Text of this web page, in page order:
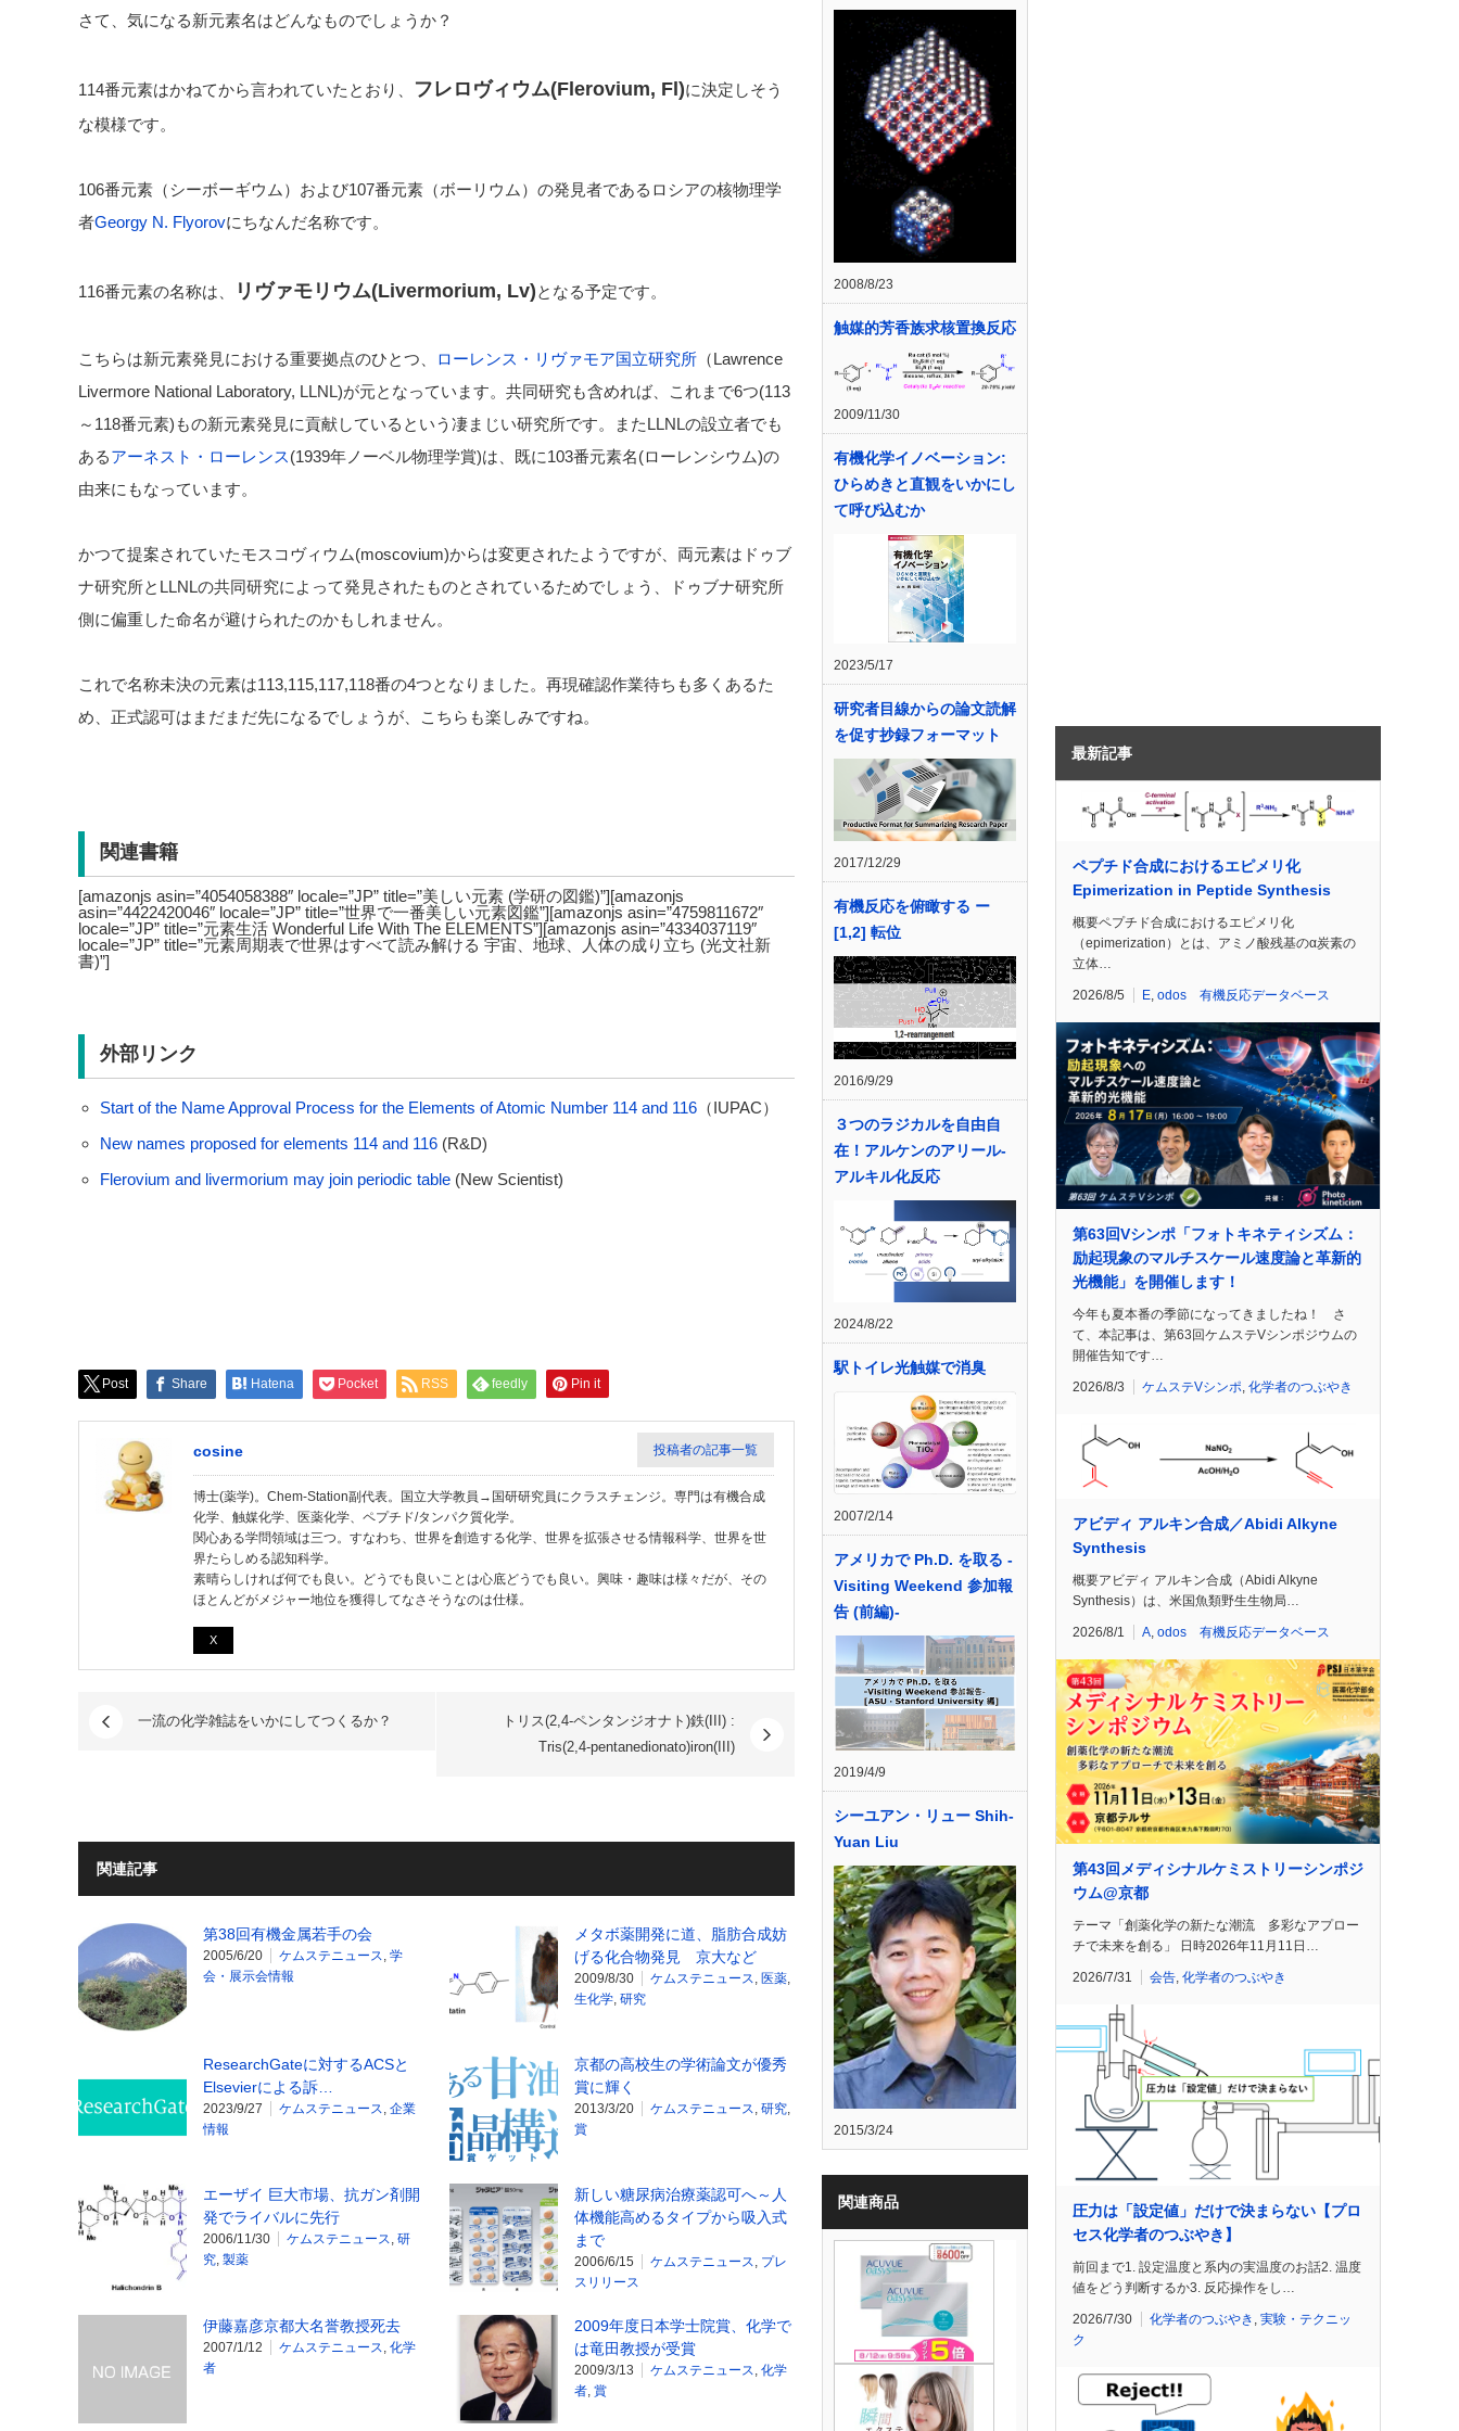
さて、気になる新元素名はどんなものでしょうか？
114番元素はかねてから言われていたとおり、 フレロヴィウム(Flerovium, Fl)に決定しそう
な模様です。
106番元素（シーボーギウム）および107番元素（ボーリウム）の発見者であるロシアの核物理学
者Georgy N. Flyorovにちなんだ名称です。
116番元素の名称は、 リヴァモリウム(Livermorium, Lv)となる予定です。
こちらは新元素発見における重要拠点のひとつ、 ローレンス・リヴァモア国立研究所 （Lawrence
Livermore National Laboratory, LLNL)が元となっています。共同研究も含めれば、これまで6つ(113
～118番元素)もの新元素発見に貢献しているという凄まじい研究所です。またLLNLの設立者でも
あるアーネスト・ローレンス(1939年ノーベル物理学賞)は、既に103番元素名(ローレンシウム)の
由来にもなっています。
かつて提案されていたモスコヴィウム(moscovium)からは変更されたようですが、両元素はドゥブ
ナ研究所とLLNLの共同研究によって発見されたものとされているためでしょう、ドゥブナ研究所
側に偏重した命名が避けられたのかもしれません。
これで名称未決の元素は113,115,117,118番の4つとなりました。再現確認作業待ちも多くあるた
め、正式認可はまだまだ先になるでしょうが、こちらも楽しみですね。
関連書籍
[amazonjs asin=”4054058388″ locale=”JP” title=”美しい元素 (学研の図鑑)”][amazonjs
asin=”4422420046″ locale=”JP” title=”世界で一番美しい元素図鑑”][amazonjs asin=”4759811672″
locale=”JP” title=”元素生活 Wonderful Life With The ELEMENTS”][amazonjs asin=”4334037119″
locale=”JP” title=”元素周期表で世界はすべて読み解ける 宇宙、地球、人体の成り立ち (光文社新
書)”]
外部リンク
Start of the Name Approval Process for the Elements of Atomic Number 114 and 116（IUPAC）
New names proposed for elements 114 and 116(R&D)
Flerovium and livermorium may join periodic table(New Scientist)
Post Share Hatena Pocket RSS feedly Pin it
cosine 投稿者の記事一覧
博士(薬学)。Chem-Station副代表。国立大学教員→国研研究員にクラスチェンジ。専門は有機合成
化学、触媒化学、医薬化学、ペプチド/タンパク質化学。
関心ある学問領域は三つ。すなわち、世界を創造する化学、世界を拡張させる情報科学、世界を世
界たらしめる認知科学。
素晴らしければ何でも良い。どうでも良いことは心底どうでも良い。興味・趣味は様々だが、その
ほとんどがメジャー地位を獲得してなさそうなのは仕様。
X
一流の化学雑誌をいかにしてつくるか？
トリス(2,4-ペンタンジオナト)鉄(III) :
Tris(2,4-pentanedionato)iron(III)
関連記事
第38回有機金属若手の会
2005/6/20 ケムステニュース, 学
会・展示会情報
メタボ薬開発に道、脂肪合成妨
げる化合物発見 京大など
2009/8/30 ケムステニュース, 医薬,
生化学, 研究
ResearchGateに対するACSと
Elsevierによる訴…
2023/9/27 ケムステニュース, 企業
情報
京都の高校生の学術論文が優秀
賞に輝く
2013/3/20 ケムステニュース, 研究,
賞
エーザイ 巨大市場、抗ガン剤開
発でライバルに先行
2006/11/30 ケムステニュース, 研
究, 製薬
新しい糖尿病治療薬認可へ～人
体機能高めるタイプから吸入式
まで
2006/6/15 ケムステニュース, プレ
スリリース
伊藤嘉彦京都大名誉教授死去
2007/1/12 ケムステニュース, 化学
者
2009年度日本学士院賞、化学で
は竜田教授が受賞
2009/3/13 ケムステニュース, 化学
者, 賞
2008/8/23
触媒的芳香族求核置換反応
2009/11/30
有機化学イノベーション:
ひらめきと直観をいかにし
て呼び込むか
2023/5/17
研究者目線からの論文読解
を促す抄録フォーマット
2017/12/29
有機反応を俯瞰する ー
[1,2] 転位
2016/9/29
３つのラジカルを自由自
在！アルケンのアリール-
アルキル化反応
2024/8/22
駅トイレ光触媒で消臭
2007/2/14
アメリカで Ph.D. を取る -
Visiting Weekend 参加報
告 (前編)-
2019/4/9
シーユアン・リュー Shih-
Yuan Liu
2015/3/24
関連商品
最新記事
ペプチド合成におけるエピメリ化
Epimerization in Peptide Synthesis
概要ペプチド合成におけるエピメリ化
（epimerization）とは、アミノ酸残基のα炭素の
立体…
2026/8/5 E, odos 有機反応データベース
第63回Vシンポ「フォトキネティシズム：
励起現象のマルチスケール速度論と革新的
光機能」を開催します！
今年も夏本番の季節になってきましたね！ さ
て、本記事は、第63回ケムステVシンポジウムの
開催告知です…
2026/8/3 ケムステVシンポ 化学者のつぶやき
アビディ アルキン合成／Abidi Alkyne
Synthesis
概要アビディ アルキン合成（Abidi Alkyne
Synthesis）は、米国魚類野生生物局…
2026/8/1 A odos 有機反応データベース
第43回メディシナルケミストリーシンポジ
ウム@京都
テーマ「創薬化学の新たな潮流 多彩なアプロー
チで未来を創る」 日時2026年11月11日…
2026/7/31 会告, 化学者のつぶやき
圧力は「設定値」だけで決まらない【プロ
セス化学者のつぶやき】
前回まで1. 設定温度と系内の実温度のお話2. 温度
値をどう判断するか3. 反応操作をし…
2026/7/30 化学者のつぶやき , 実験・テクニッ
ク